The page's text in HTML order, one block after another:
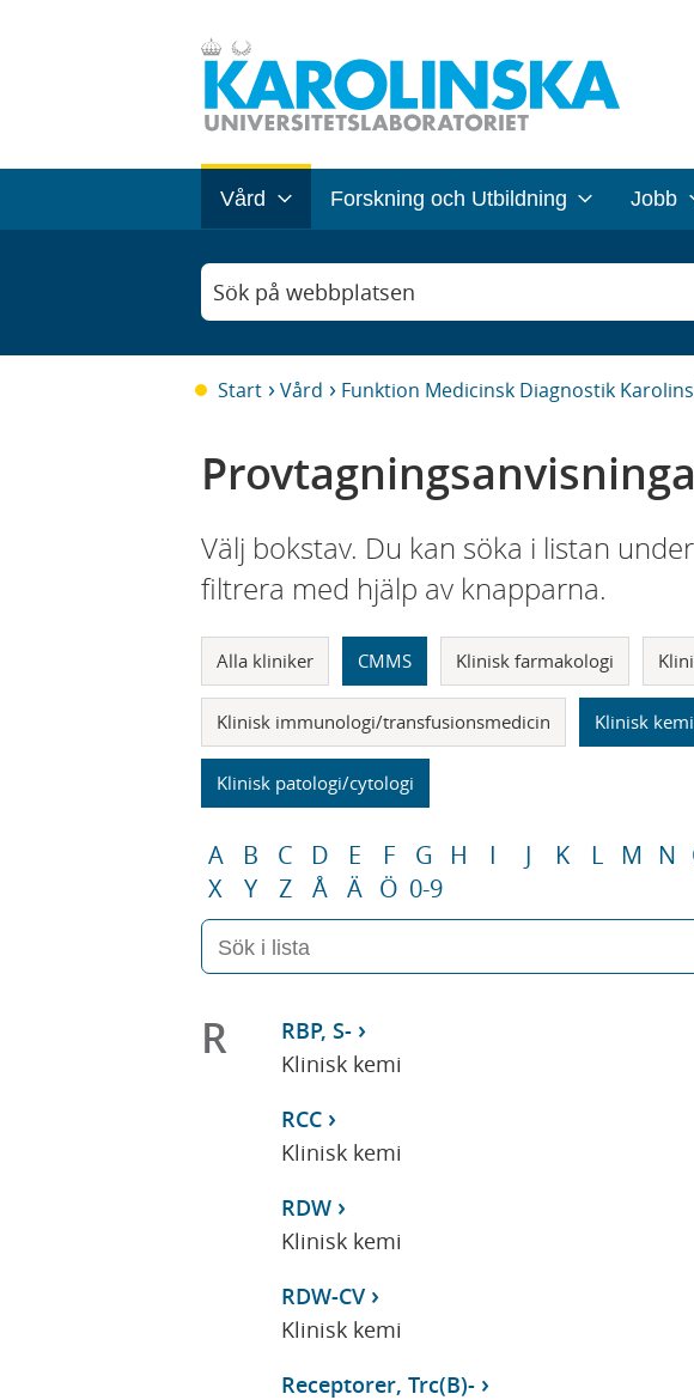
Vård Forskning och Utbildning Jobb
Sök på webbplatsen
Start Vård Funktion Medicinsk Diagnostik
Välj bokstav. Du kan söka i listan
filtrera med hjälp av knapparna.
Alla kliniker CMMS Klinisk farmakologi
Klinisk immunologi/transfusionsmedicin Klinisk kemi
Klinisk patologi/cytologi
A B C D E F G H I J K L M N
X
Y Z Å Ä Ö 0-9
R
RBP, S-
Klinisk kemi
RCC
Klinisk kemi
RDW
Klinisk kemi
RDW-CV
Klinisk kemi
Receptorer, Trc(B)-